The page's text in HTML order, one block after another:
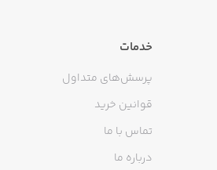
خدمات
پرسش‌های متداول
قوانین خرید
تماس با ما
درباره ما